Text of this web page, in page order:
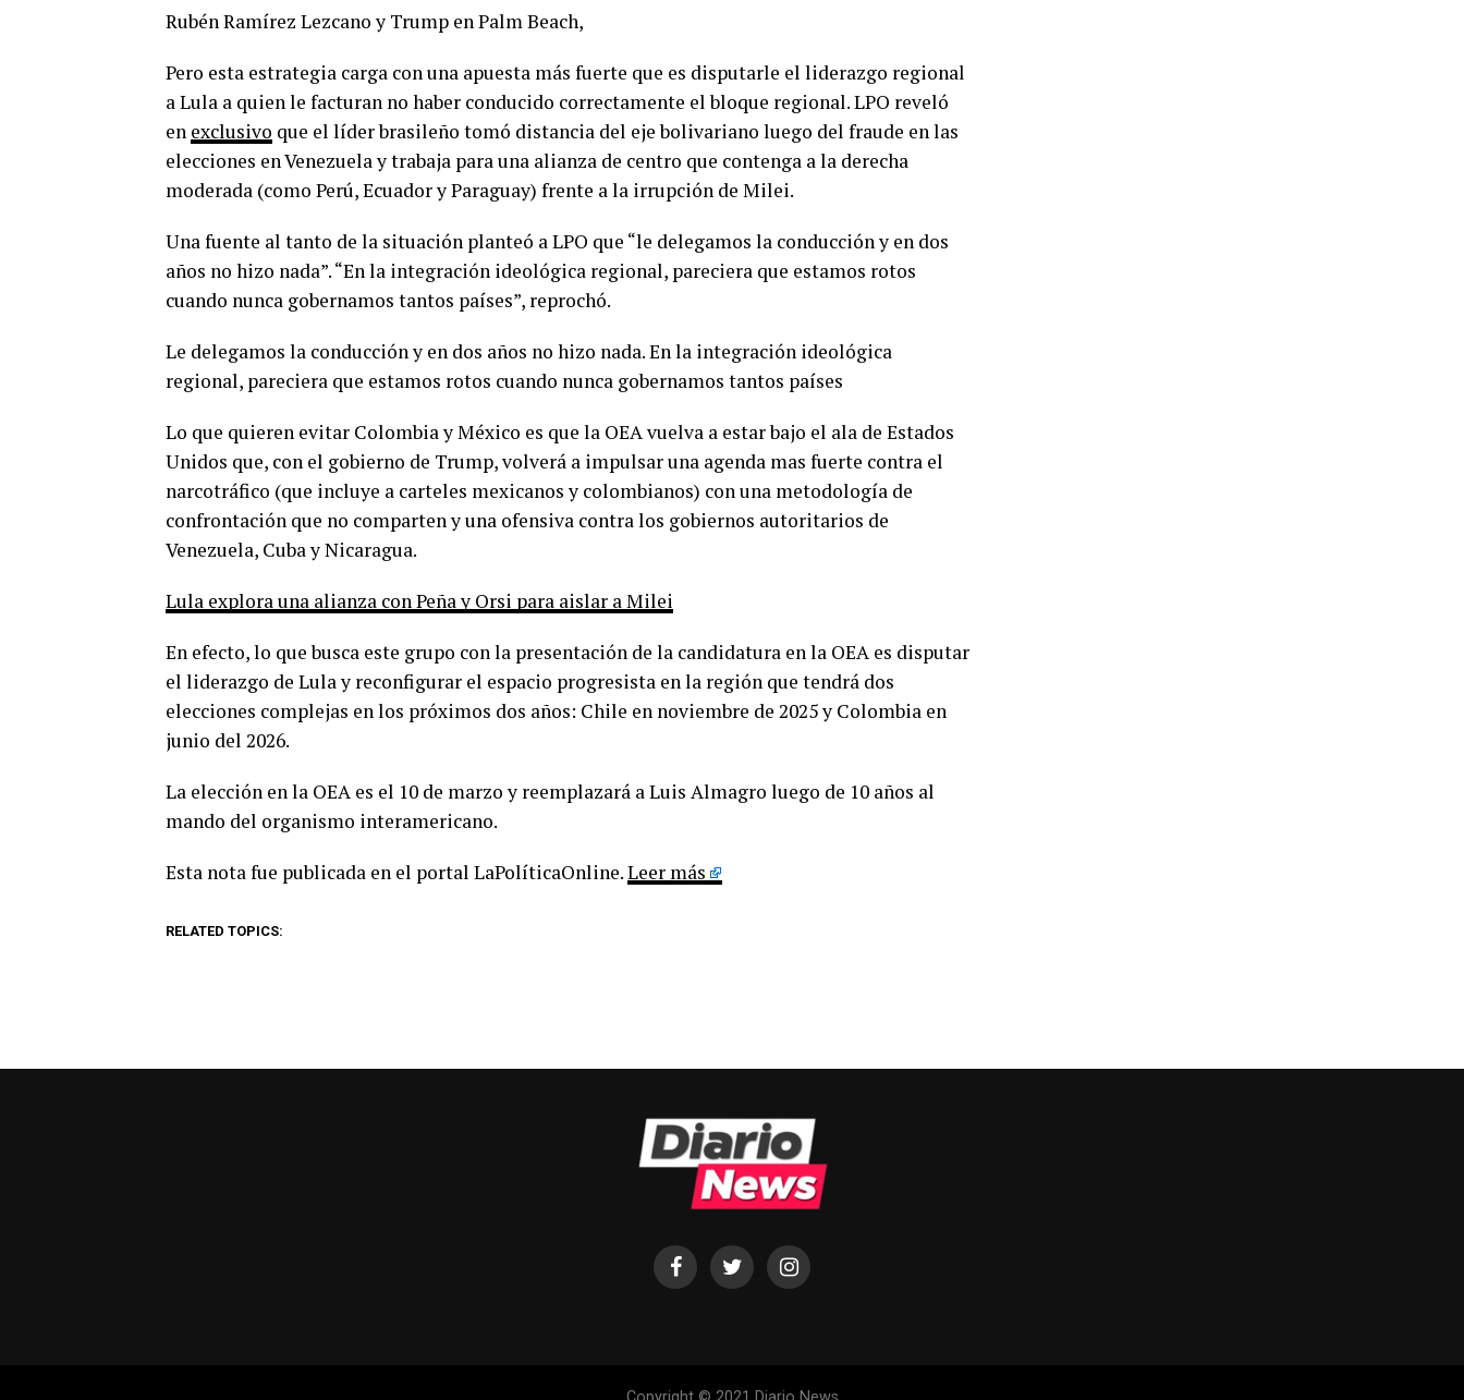
Rubén Ramírez Lezcano y Trump en Palm Beach,
Pero esta estrategia carga con una apuesta más fuerte que es disputarle el liderazgo regional
a Lula a quien le facturan no haber conducido correctamente el bloque regional. LPO reveló
en exclusivo que el líder brasileño tomó distancia del eje bolivariano luego del fraude en las
elecciones en Venezuela y trabaja para una alianza de centro que contenga a la derecha
moderada (como Perú, Ecuador y Paraguay) frente a la irrupción de Milei.
Una fuente al tanto de la situación planteó a LPO que “le delegamos la conducción y en dos
años no hizo nada”. “En la integración ideológica regional, pareciera que estamos rotos
cuando nunca gobernamos tantos países”, reprochó.
Le delegamos la conducción y en dos años no hizo nada. En la integración ideológica
regional, pareciera que estamos rotos cuando nunca gobernamos tantos países
Lo que quieren evitar Colombia y México es que la OEA vuelva a estar bajo el ala de Estados
Unidos que, con el gobierno de Trump, volverá a impulsar una agenda mas fuerte contra el
narcotráfico (que incluye a carteles mexicanos y colombianos) con una metodología de
confrontación que no comparten y una ofensiva contra los gobiernos autoritarios de
Venezuela, Cuba y Nicaragua.
Lula explora una alianza con Peña y Orsi para aislar a Milei
En efecto, lo que busca este grupo con la presentación de la candidatura en la OEA es disputar
el liderazgo de Lula y reconfigurar el espacio progresista en la región que tendrá dos
elecciones complejas en los próximos dos años: Chile en noviembre de 2025 y Colombia en
junio del 2026.
La elección en la OEA es el 10 de marzo y reemplazará a Luis Almagro luego de 10 años al
mando del organismo interamericano.
Esta nota fue publicada en el portal LaPolíticaOnline.Leer más
RELATED TOPICS: